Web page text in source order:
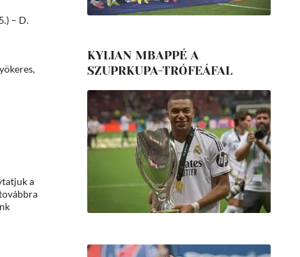
– D.
a
KYLIAN MBAPPÉ A
SZUPRKUPA-TRÓFEÁFAL